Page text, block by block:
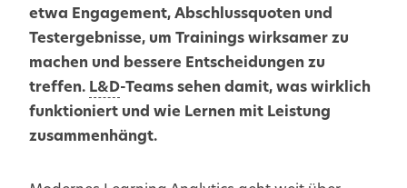
etwa Engagement, Abschlussquoten und
Testergebnisse, um Trainings wirksamer zu
machen und bessere Entscheidungen zu
treffen. L&D-Teams sehen damit, was wirklich
funktioniert und wie Lernen mit Leistung
zusammenhängt.